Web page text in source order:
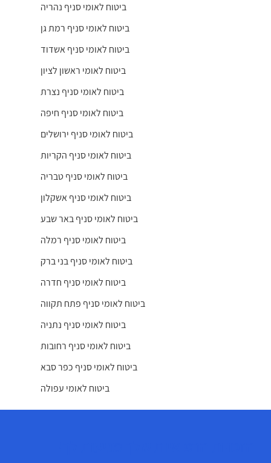
ביטוח לאומי סניף נהריה
ביטוח לאומי סניף רמת גן
ביטוח לאומי סניף אשדוד
ביטוח לאומי ראשון לציון
ביטוח לאומי סניף נצרת
ביטוח לאומי סניף חיפה
ביטוח לאומי סניף ירושלים
ביטוח לאומי סניף הקריות
ביטוח לאומי סניף טבריה
ביטוח לאומי סניף אשקלון
ביטוח לאומי סניף באר שבע
ביטוח לאומי סניף רמלה
ביטוח לאומי סניף בני ברק
ביטוח לאומי סניף חדרה
ביטוח לאומי סניף פתח תקווה
ביטוח לאומי סניף נתניה
ביטוח לאומי סניף רחובות
ביטוח לאומי סניף כפר סבא
ביטוח לאומי עפולה